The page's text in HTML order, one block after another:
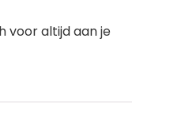
voor altijd aan je